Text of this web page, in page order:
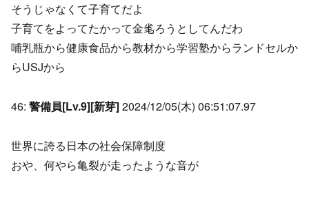
そうじゃなくて子育てだよ
子育てをよってたかって金毟ろうとしてんだわ
哺乳瓶から健康食品から教材から学習塾からランドセルか
らUSJから
46: 警備員[Lv.9][新芽]2024/12/05(木) 06:51:07.97
世界に誇る日本の社会保障制度
おや、何やら亀裂が走ったような音が